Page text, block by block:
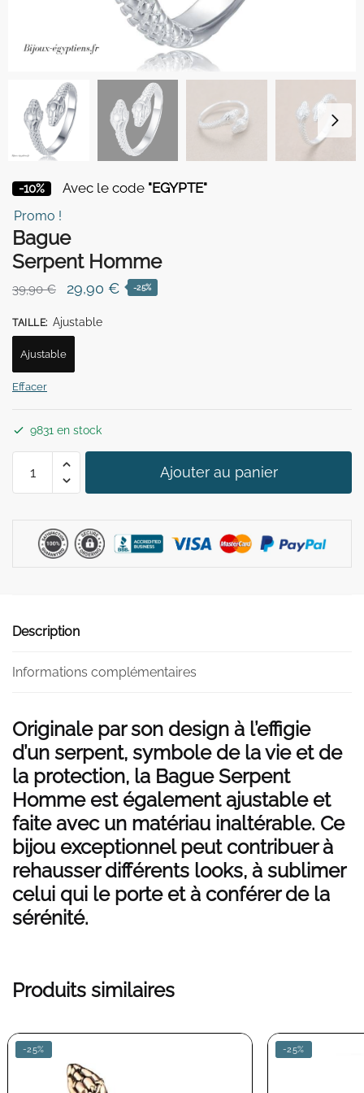
-10% Avec le code "EGYPTE"
Promo !
Bague
Serpent Homme
39,90€
Le
initial
était :
39,90 €.
29,90 €Le-25%
TAILLE: Ajustable
Ajustable
Effacer
9831 en stock
Homme
Ajouter au panier
Description
Informations complémentaires
Originale par son design à l’effigie
d’un serpent, symbole de la vie et de
la protection, la Bague Serpent
Homme est également ajustable et
faite avec un matériau inaltérable. Ce
bijou exceptionnel peut contribuer à
rehausser différents looks, à sublimer
celui qui le porte et à conférer de la
sérénité.
Produits similaires
-25% -25%